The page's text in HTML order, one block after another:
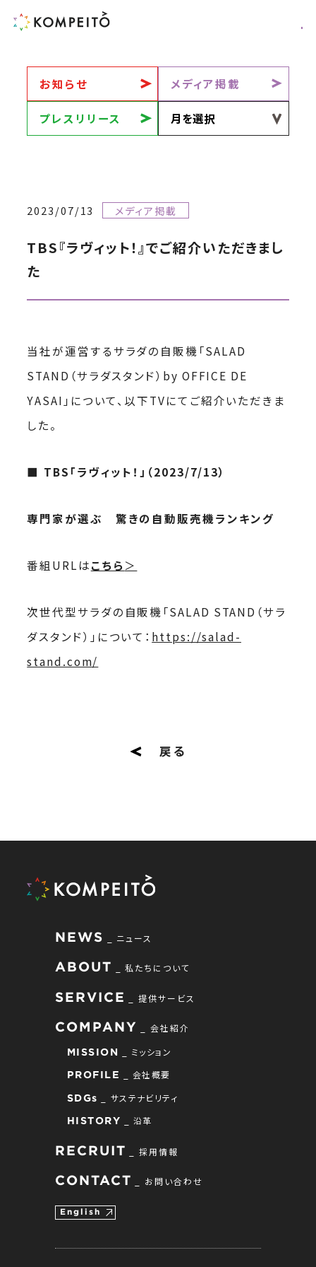
お知らせ メディア掲載
プレスリリース
2023/07/13 メディア掲載
TBS『ラヴィット！』でご紹介いただきまし
た
当社が運営するサラダの自販機「SALAD
STAND（サラダスタンド）by OFFICE DE
YASAI」について、以下TVにてご紹介いただきま
した。
■ TBS 「ラヴィット！」（2023/7/13）
専門家が選ぶ 驚きの自動販売機ランキング
番組URLはこちら＞
次世代型サラダの自販機「SALAD STAND（サラ
ダスタンド）」について： https://salad-
stand.com/
戻る
NEWS ニュース
ABOUT 私たちについて
SERVICE 提供サービス
COMPANY 会社紹介
MISSION ミッション
PROFILE 会社概要
SDGs サステナビリティ
HISTORY 沿革
RECRUIT 採用情報
CONTACT お問い合わせ
English